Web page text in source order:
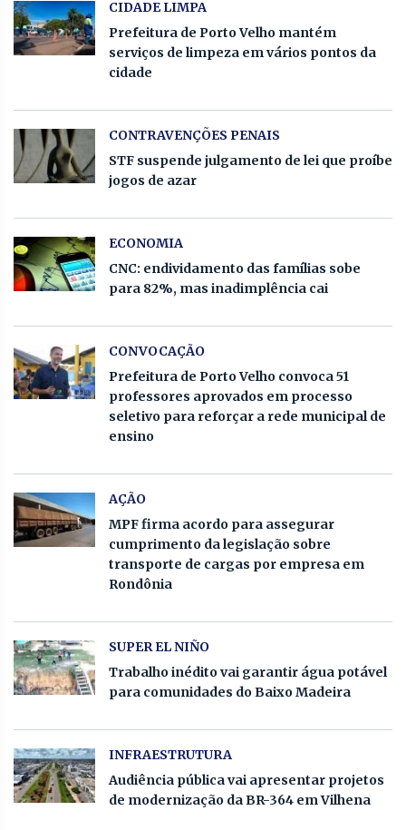
CIDADE LIMPA
Prefeitura de Porto Velho mantém
serviços de limpeza em vários pontos da
cidade
CONTRAVENÇÕES PENAIS
STF suspende julgamento de lei que proíbe
jogos de azar
ECONOMIA
CNC: endividamento das famílias sobe
para 82%, mas inadimplência cai
CONVOCAÇÃO
Prefeitura de Porto Velho convoca 51
professores aprovados em processo
seletivo para reforçar a rede municipal de
ensino
AÇÃO
MPF firma acordo para assegurar
cumprimento da legislação sobre
transporte de cargas por empresa em
Rondônia
SUPER EL NIÑO
Trabalho inédito vai garantir água potável
para comunidades do Baixo Madeira
INFRAESTRUTURA
Audiência pública vai apresentar projetos
de modernização da BR-364 em Vilhena